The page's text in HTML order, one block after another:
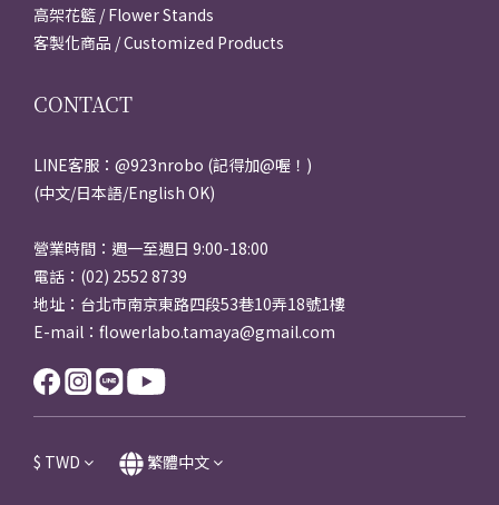
高架花籃 / Flower Stands
客製化商品 / Customized Products
CONTACT
LINE客服：@923nrobo (記得加@喔！)
(中文/日本語/English OK)
營業時間：週一至週日 9:00-18:00
電話：(02) 2552 8739
地址：台北市南京東路四段53巷10弄18號1樓
E-mail：flowerlabo.tamaya@gmail.com
$ TWD 繁體中文